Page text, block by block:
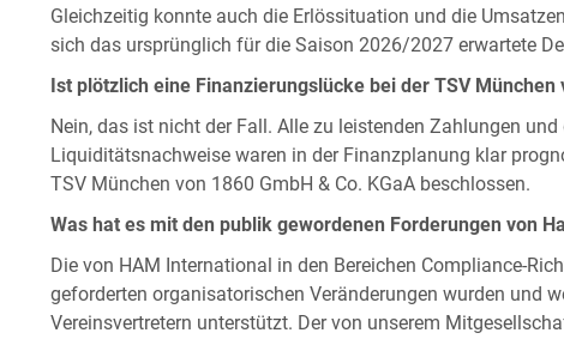
Gleichzeitig konnte auch die Erlössituation und die
sich das ursprünglich für die Saison 2026/2027 erwartete
Ist plötzlich eine Finanzierungslücke bei der TSV
Nein, das ist nicht der Fall. Alle zu leistenden Zahlungen
Liquiditätsnachweise waren in der Finanzplanung klar
TSV München von 1860 GmbH & Co. KGaA beschlossen.
Was hat es mit den publik gewordenen Forderungen von
Die von HAM International in den Bereichen Compliance-
geforderten organisatorischen Veränderungen wurden und
Vereinsvertretern unterstützt. Der von unserem